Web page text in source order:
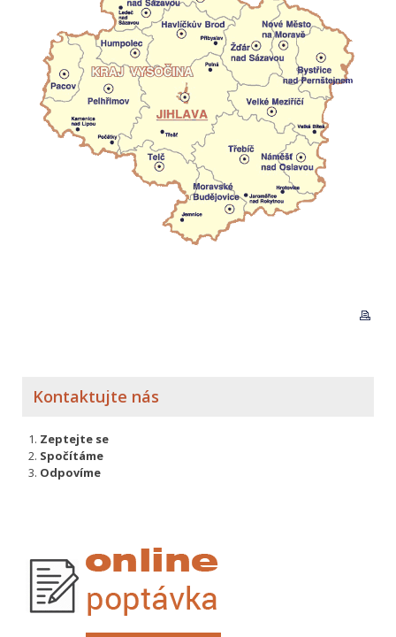
Kontaktujte nás
Zeptejte se
Spočítáme
Odpovíme